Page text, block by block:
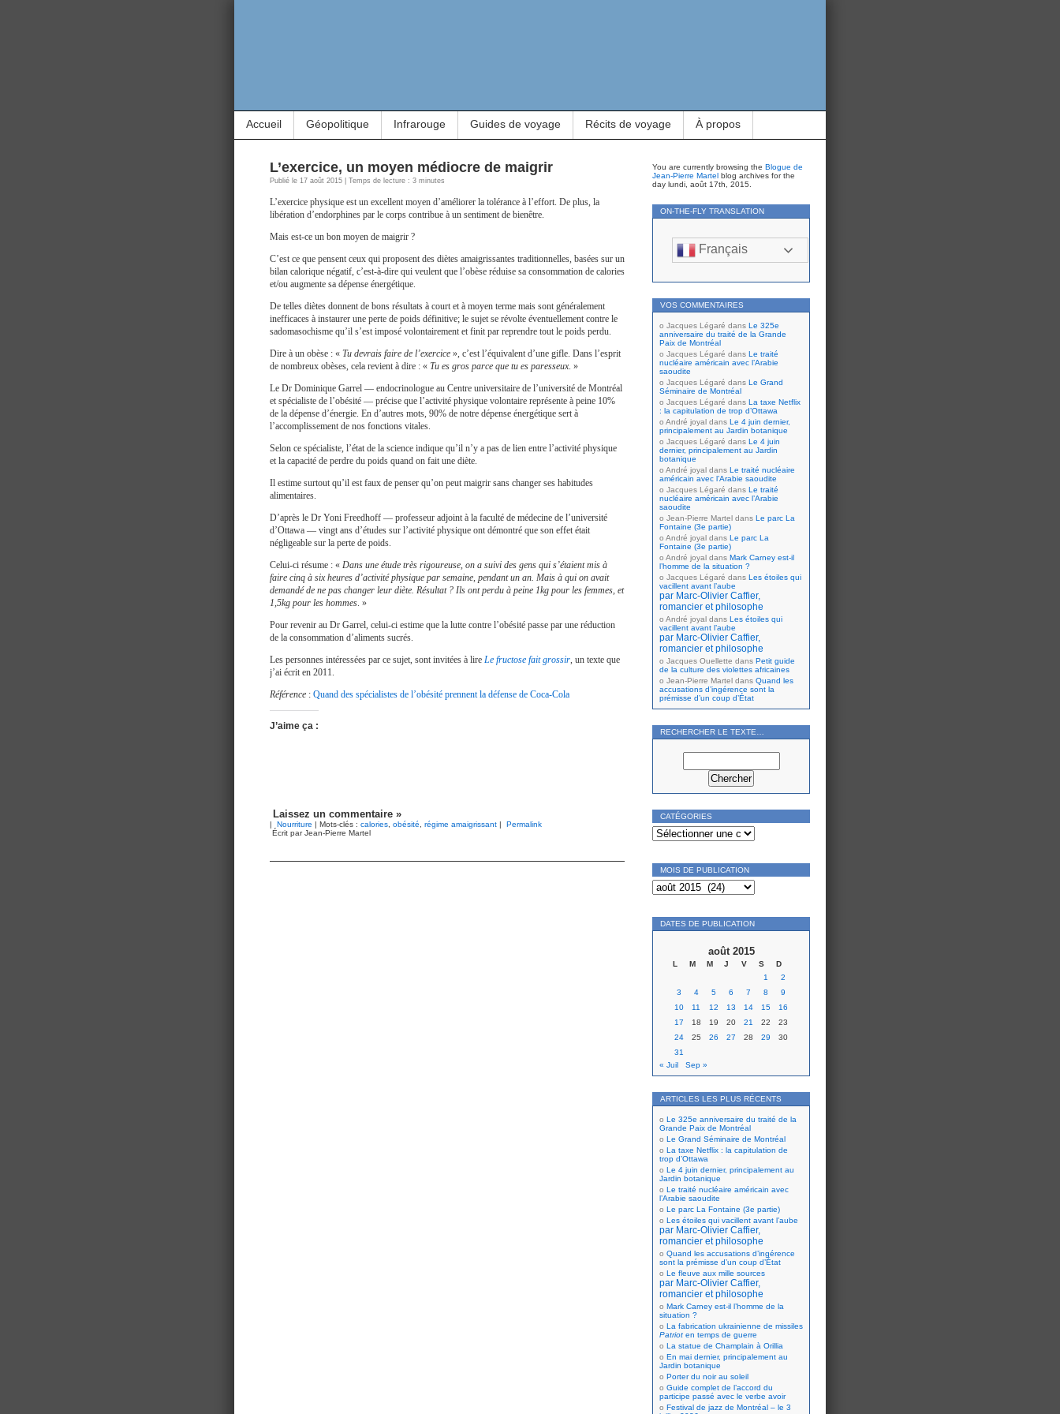
Accueil Géopolitique Infrarouge Guides de voyage Récits de voyage À propos
L’exercice, un moyen médiocre de maigrir
Publié le 17 août 2015 | Temps de lecture : 3 minutes
L’exercice physique est un excellent moyen d’améliorer la tolérance à l’effort. De plus, la
libération d’endorphines par le corps contribue à un sentiment de bienêtre.
Mais est-ce un bon moyen de maigrir ?
C’est ce que pensent ceux qui proposent des diètes amaigrissantes traditionnelles, basées sur un
bilan calorique négatif, c’est-à-dire qui veulent que l’obèse réduise sa consommation de calories
et/ou augmente sa dépense énergétique.
De telles diètes donnent de bons résultats à court et à moyen terme mais sont généralement
inefficaces à instaurer une perte de poids définitive; le sujet se révolte éventuellement contre le
sadomasochisme qu’il s’est imposé volontairement et finit par reprendre tout le poids perdu.
Dire à un obèse : « Tu devrais faire de l’exercice », c’est l’équivalent d’une gifle. Dans l’esprit
de nombreux obèses, cela revient à dire : « Tu es gros parce que tu es paresseux. »
Le Dr Dominique Garrel — endocrinologue au Centre universitaire de l’université de Montréal
et spécialiste de l’obésité — précise que l’activité physique volontaire représente à peine 10%
de la dépense d’énergie. En d’autres mots, 90% de notre dépense énergétique sert à
l’accomplissement de nos fonctions vitales.
Selon ce spécialiste, l’état de la science indique qu’il n’y a pas de lien entre l’activité physique
et la capacité de perdre du poids quand on fait une diète.
Il estime surtout qu’il est faux de penser qu’on peut maigrir sans changer ses habitudes
alimentaires.
D’après le Dr Yoni Freedhoff — professeur adjoint à la faculté de médecine de l’université
d’Ottawa — vingt ans d’études sur l’activité physique ont démontré que son effet était
négligeable sur la perte de poids.
Celui-ci résume : « Dans une étude très rigoureuse, on a suivi des gens qui s’étaient mis à
faire cinq à six heures d’activité physique par semaine, pendant un an. Mais à qui on avait
demandé de ne pas changer leur diète. Résultat ? Ils ont perdu à peine 1kg pour les femmes, et
1,5kg pour les hommes. »
Pour revenir au Dr Garrel, celui-ci estime que la lutte contre l’obésité passe par une réduction
de la consommation d’aliments sucrés.
Les personnes intéressées par ce sujet, sont invitées à lire Le fructose fait grossir, un texte que
j’ai écrit en 2011.
Référence : Quand des spécialistes de l’obésité prennent la défense de Coca-Cola
J’aime ça :
Laissez un commentaire »
| Nourriture | Mots-clés : calories obésité régime amaigrissant |
Permalink
Écrit par Jean-Pierre Martel
You are currently browsing the Blogue de
Jean-Pierre Martel blog archives for the
day lundi, août 17th, 2015.
ON-THE-FLY TRANSLATION
Français
VOS COMMENTAIRES
Jacques Légaré dans Le 325e
anniversaire du traité de la Grande
Paix de Montréal
Jacques Légaré dans Le traité
nucléaire américain avec l’Arabie
saoudite
Jacques Légaré dans Le Grand
Séminaire de Montréal
Jacques Légaré dans La taxe Netflix
: la capitulation de trop d’Ottawa
André joyal dans Le 4 juin dernier,
principalement au Jardin botanique
Jacques Légaré dans Le 4 juin
dernier, principalement au Jardin
botanique
André joyal dans Le traité nucléaire
américain avec l’Arabie saoudite
Jacques Légaré dans Le traité
nucléaire américain avec l’Arabie
saoudite
Jean-Pierre Martel dans Le parc La
Fontaine (3e partie)
André joyal dans Le parc La
Fontaine (3e partie)
André joyal dans Mark Carney est-il
l’homme de la situation ?
Jacques Légaré dans Les étoiles qui
vacillent avant l’aube
par Marc-Olivier Caffier,
romancier et philosophe
André joyal dans Les étoiles qui
vacillent avant l’aube
par Marc-Olivier Caffier,
romancier et philosophe
Jacques Ouellette dans Petit guide
de la culture des violettes africaines
Jean-Pierre Martel dans Quand les
accusations d’ingérence sont la
prémisse d’un coup d’État
RECHERCHER LE TEXTE…
CATÉGORIES
Catégories
MOIS DE PUBLICATION
Mois
de
publication
DATES DE PUBLICATION
août 2015
L M M J V S
D
1
2
3
4 5 6 7 8
9
10
11 12 13 14 15
16
17
18 19 20 21 22
23
24
25 26 27 28 29
30
31
« Juil
Sep »
ARTICLES LES PLUS RÉCENTS
Le 325e anniversaire du traité de la
Grande Paix de Montréal
Le Grand Séminaire de Montréal
La taxe Netflix : la capitulation de
trop d’Ottawa
Le 4 juin dernier, principalement au
Jardin botanique
Le traité nucléaire américain avec
l’Arabie saoudite
Le parc La Fontaine (3e partie)
Les étoiles qui vacillent avant l’aube
par Marc-Olivier Caffier,
romancier et philosophe
Quand les accusations d’ingérence
sont la prémisse d’un coup d’État
Le fleuve aux mille sources
par Marc-Olivier Caffier,
romancier et philosophe
Mark Carney est-il l’homme de la
situation ?
La fabrication ukrainienne de missiles
Patriot en temps de guerre
La statue de Champlain à Orillia
En mai dernier, principalement au
Jardin botanique
Porter du noir au soleil
Guide complet de l’accord du
participe passé avec le verbe avoir
Festival de jazz de Montréal – le 3